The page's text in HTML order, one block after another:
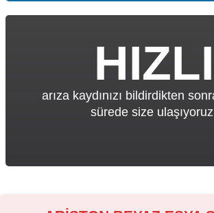
HIZLI
arıza kaydınızı bildirdikten
sürede size